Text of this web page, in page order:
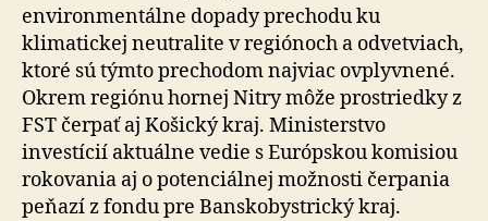
environmentálne dopady prechodu ku
klimatickej neutralite v regiónoch a odvetviach,
ktoré sú týmto prechodom najviac ovplyvnené.
Okrem regiónu hornej Nitry môže prostriedky z
FST čerpať aj Košický kraj. Ministerstvo
investícií aktuálne vedie s Európskou komisiou
rokovania aj o potenciálnej možnosti čerpania
peňazí z fondu pre Banskobystrický kraj.